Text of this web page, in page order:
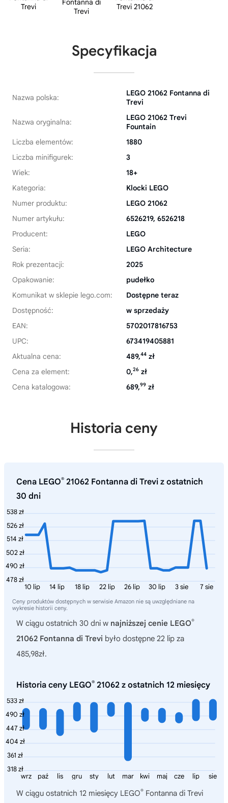
Specyfikacja
Nazwa polska:
LEGO 21062 Fontanna di
Trevi
Nazwa oryginalna:
LEGO 21062 Trevi
Fountain
Liczba elementów:
1880
Liczba minifigurek:
3
Wiek:
18+
Kategoria:
Klocki LEGO
Numer produktu:
LEGO 21062
Numer artykułu:
6526219, 6526218
Producent:
LEGO
Seria:
LEGO Architecture
Rok prezentacji:
2025
Opakowanie:
pudełko
Komunikat w sklepie lego.com:
Dostępne teraz
Dostępność:
w sprzedaży
EAN:
5702017816753
UPC:
673419405881
Aktualna cena:
489,44 zł
Cena za element:
0,26 zł
Cena katalogowa:
689,99 zł
Historia ceny
Cena LEGO® 21062 Fontanna di Trevi z ostatnich
30 dni
538 zł
526 zł
514 zł
502 zł
490 zł
478 zł
7 sie
3 sie
30 lip
26 lip
22 lip
18 lip
14 lip
10 lip
Ceny produktów dostępnych w serwisie Amazon nie są uwzględniane na
wykresie historii ceny.
W ciągu ostatnich 30 dni w najniższej cenie LEGO®
21062 Fontanna di Trevi było dostępne 22 lip za
485,98zł.
Historia ceny LEGO® 21062 z ostatnich 12 miesięcy
533 zł
490 zł
447 zł
404 zł
361 zł
318 zł
sie
lip
cze
maj
kwi
mar
lut
sty
gru
lis
paź
wrz
W ciągu ostatnich 12 miesięcy LEGO® Fontanna di Trevi